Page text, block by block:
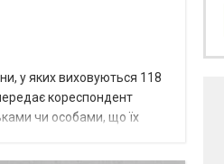
у яких виховуються 118
кореспондент
чи особами, що їх